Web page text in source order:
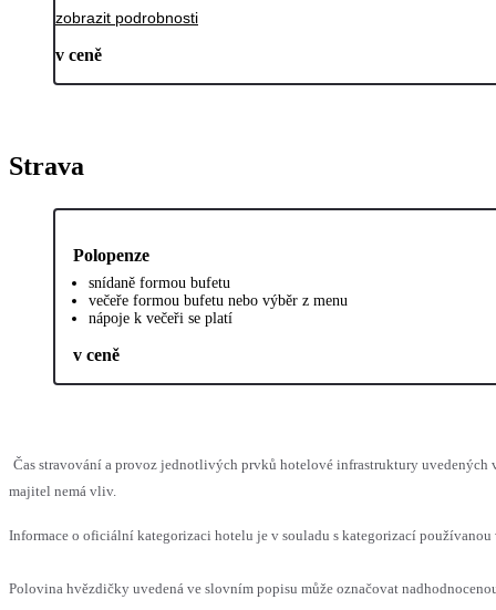
zobrazit podrobnosti
v ceně
Strava
Polopenze
snídaně formou bufetu
večeře formou bufetu nebo výběr z menu
nápoje k večeři se platí
v ceně
Čas stravování a provoz jednotlivých prvků hotelové infrastruktury uvedených
majitel nemá vliv.
Informace o oficiální kategorizaci hotelu je v souladu s kategorizací
Polovina hvězdičky uvedená ve slovním popisu může označovat